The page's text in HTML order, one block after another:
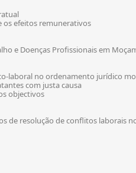
os efeitos remunerativos
e Doenças Profissionais em
laboral no ordenamento jurídico
com justa causa
objectivos
de resolução de conflitos laborais